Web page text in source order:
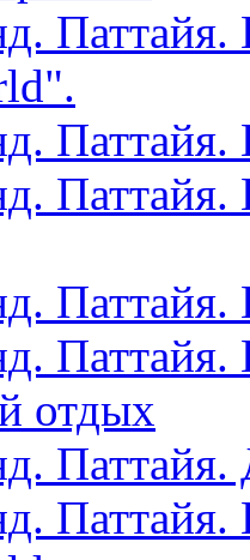
Паттайя.
отдых
Паттайя.